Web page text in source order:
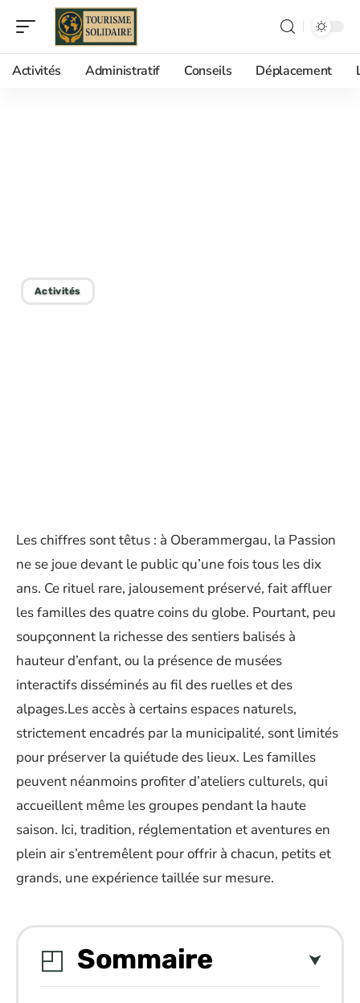
Activités Administratif Conseils Déplacement
Activités
Les chiffres sont têtus : à Oberammergau, la Passion
ne se joue devant le public qu’une fois tous les dix
ans. Ce rituel rare, jalousement préservé, fait affluer
les familles des quatre coins du globe. Pourtant, peu
soupçonnent la richesse des sentiers balisés à
hauteur d’enfant, ou la présence de musées
interactifs disséminés au fil des ruelles et des
alpages.Les accès à certains espaces naturels,
strictement encadrés par la municipalité, sont limités
pour préserver la quiétude des lieux. Les familles
peuvent néanmoins profiter d’ateliers culturels, qui
accueillent même les groupes pendant la haute
saison. Ici, tradition, réglementation et aventures en
plein air s’entremêlent pour offrir à chacun, petits et
grands, une expérience taillée sur mesure.
Sommaire